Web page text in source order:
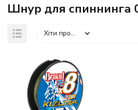
Шнур для спиннинга
Хіти продажів